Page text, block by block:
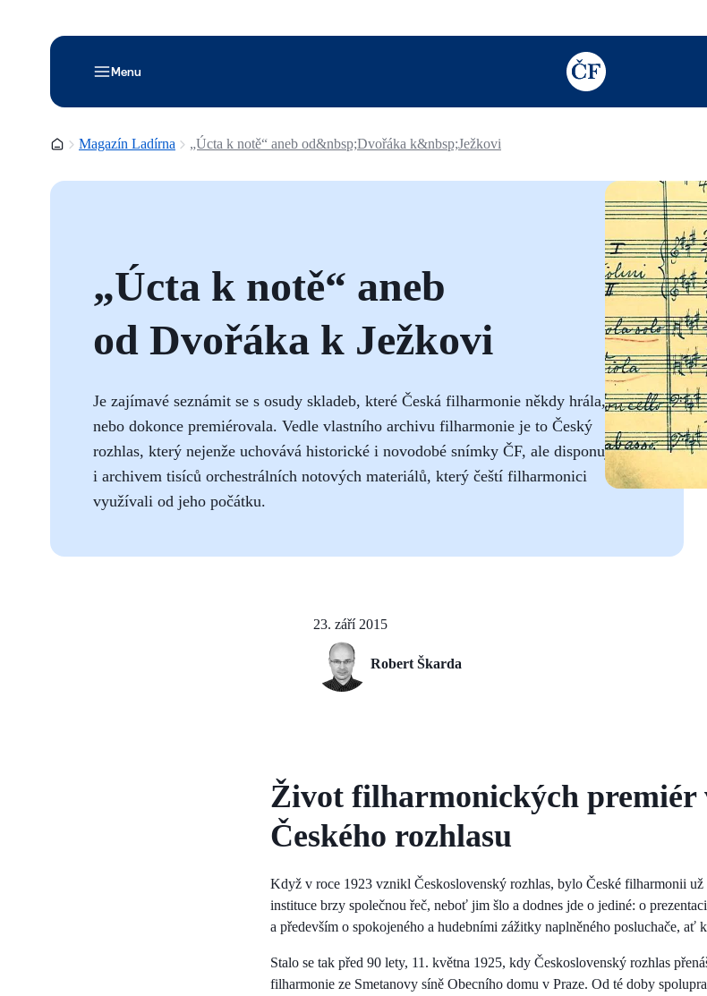
Menu
TODO: Add description
Domovská stránka
Magazín Ladírna „Úcta k notě“ aneb od&nbsp;Dvořáka k&nbsp;Ježkovi
„Úcta k notě“ aneb
od Dvořáka k Ježkovi
Je zajímavé seznámit se s osudy skladeb, které Česká filharmonie někdy hrála,
nebo dokonce premiérovala. Vedle vlastního archivu filharmonie je to Český
rozhlas, který nejenže uchovává historické i novodobé snímky ČF, ale disponuje
i archivem tisíců orchestrálních notových materiálů, který čeští filharmonici
využívali od jeho počátku.
23. září 2015
Robert Škarda
Život filharmonických premiér
Českého rozhlasu
Když v roce 1923 vznikl Československý rozhlas, bylo České filharmonii
instituce brzy společnou řeč, neboť jim šlo a dodnes jde o jediné: o
a především o spokojeného a hudebními zážitky naplněného posluchače, ať
Stalo se tak před 90 lety, 11. května 1925, kdy Československý rozhlas
filharmonie ze Smetanovy síně Obecního domu v Praze. Od té doby